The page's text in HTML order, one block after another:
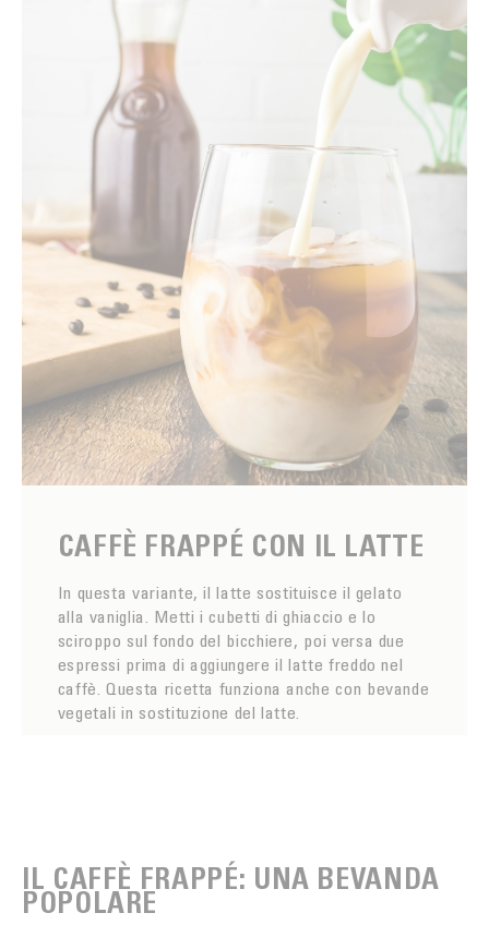
CAFFÈ FRAPPÉ CON IL LATTE
In questa variante, il latte sostituisce il gelato
alla vaniglia. Metti i cubetti di ghiaccio e lo
sciroppo sul fondo del bicchiere, poi versa due
espressi prima di aggiungere il latte freddo nel
caffè. Questa ricetta funziona anche con bevande
vegetali in sostituzione del latte.
IL CAFFÈ FRAPPÉ: UNA BEVANDA
POPOLARE